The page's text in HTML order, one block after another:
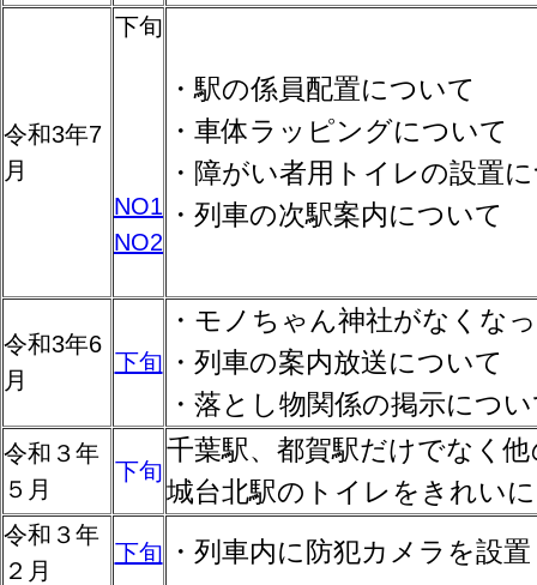
令和3年7
月
下旬
NO1
NO2
・駅の係員配置について
・車体ラッピングについて
・障がい者用トイレの設置
・列車の次駅案内について
令和3年6
月
下旬
・モノちゃん神社がなくな
・列車の案内放送について
・落とし物関係の掲示につ
令和３年
５月
下旬
千葉駅、都賀駅だけでなく
城台北駅のトイレをきれい
令和３年
２月
下旬 ・列車内に防犯カメラを設